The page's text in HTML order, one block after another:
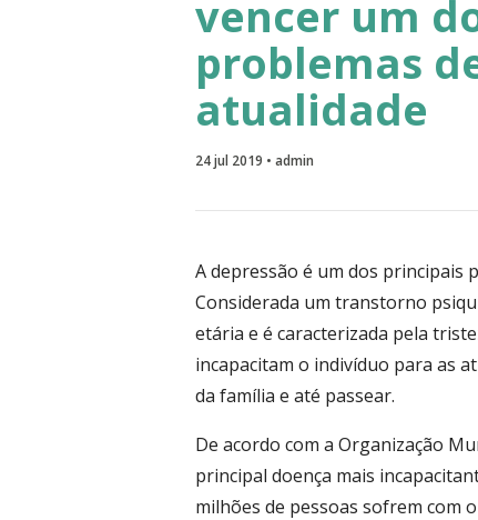
vencer um
problemas
atualidade
24 jul 2019 • admin
A depressão é um dos principais
Considerada um transtorno
etária e é caracterizada pela
incapacitam o indivíduo para as
da família e até passear.
De acordo com a Organização
principal doença mais
milhões de pessoas sofrem com